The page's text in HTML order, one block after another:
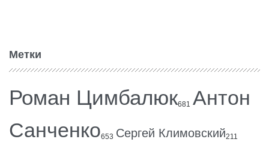
Метки
Роман Цимбалюк681 Антон
Санченко653 Сергей Климовский211